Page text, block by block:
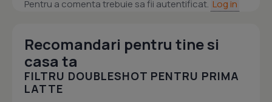
Pentru a comenta trebuie sa fii autentificat. Log in
Recomandari pentru tine si
casa ta
FILTRU DOUBLESHOT PENTRU PRIMA
LATTE